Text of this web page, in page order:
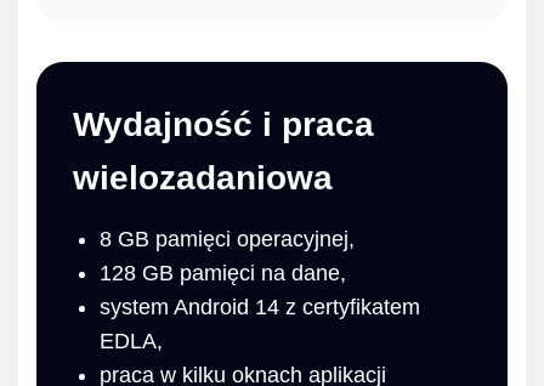
Wydajność i praca
wielozadaniowa
8 GB pamięci operacyjnej,
128 GB pamięci na dane,
system Android 14 z certyfikatem
EDLA,
praca w kilku oknach aplikacji